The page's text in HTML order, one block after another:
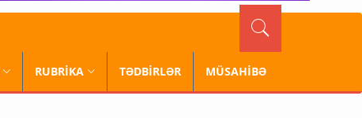
RUBRİKA TƏDBİRLƏR MÜSAHİBƏ